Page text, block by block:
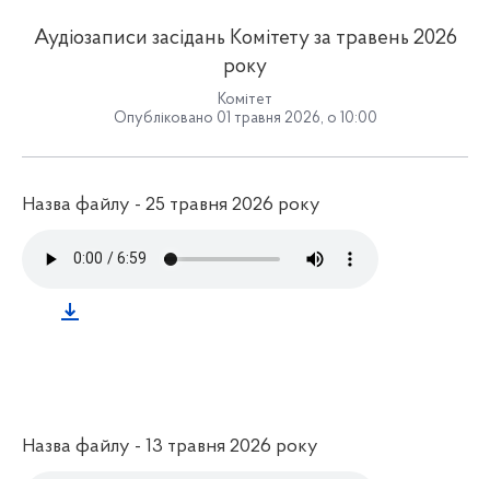
Аудіозаписи засідань Комітету за травень 2026
року
Комітет
Опубліковано 01 травня 2026, о 10:00
Назва файлу - 25 травня 2026 року
Назва файлу - 13 травня 2026 року